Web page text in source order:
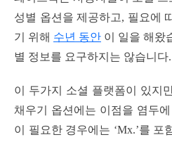
성별 옵션을 제공하고, 필요에
기 위해 수년 동안 이 일을 해왔
별 정보를 요구하지는 않습니다.
이 두가지 소셜 플랫폼이 있지
채우기 옵션에는 이점을 염두
이 필요한 경우에는 ‘Mx.’를